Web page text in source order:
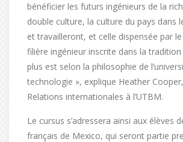
bénéficier les futurs ingénieurs de la
double culture, la culture du pays dans
et travailleront, et celle dispensée par le
filière ingénieur inscrite dans la
plus est selon la philosophie de
technologie », explique Heather
Relations internationales à l’UTBM.
Le cursus s’adressera ainsi aux élèves
français de Mexico, qui seront partie